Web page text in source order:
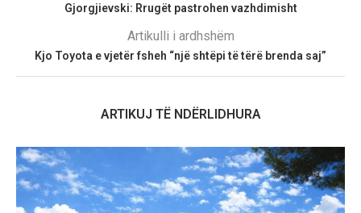
Gjorgjievski: Rrugët pastrohen vazhdimisht
Artikulli i ardhshëm
Kjo Toyota e vjetër fsheh “një shtëpi të tërë brenda saj”
ARTIKUJ TË NDËRLIDHURA